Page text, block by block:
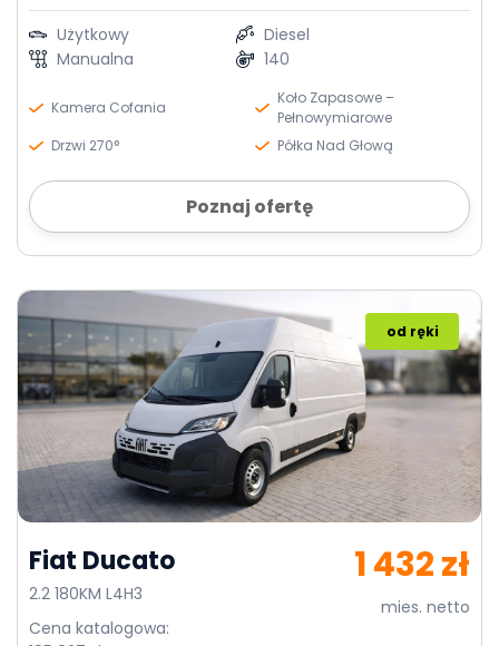
Użytkowy
Diesel
Manualna
140
Kamera Cofania
Koło Zapasowe –
Pełnowymiarowe
Drzwi 270°
Półka Nad Głową
Poznaj ofertę
Fiat Ducato
2.2 180KM L4H3
Cena katalogowa:
od ręki
1 432 zł
mies. netto